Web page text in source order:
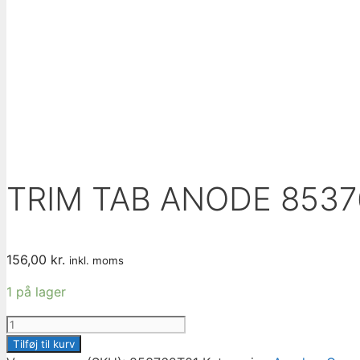
TRIM TAB ANODE
156,00 kr. inkl. moms
1 på lager
TRIM
TAB
Tilføj til kurv